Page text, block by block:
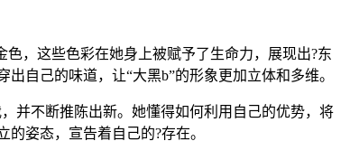
，这些色彩在她身上被赋予了生命力，展现出?东
自己的味道，让“大黑b”的形象更加立体和多维。
并不断推陈出新。她懂得如何利用自己的优势，将
姿态，宣告着自己的?存在。